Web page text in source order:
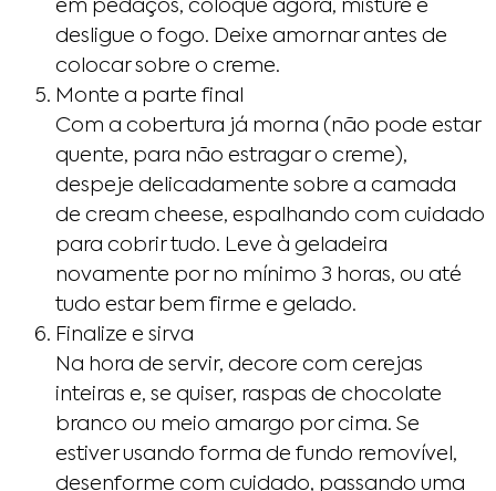
em pedaços, coloque agora, misture e
desligue o fogo. Deixe amornar antes de
colocar sobre o creme.
Monte a parte final
Com a cobertura já morna (não pode estar
quente, para não estragar o creme),
despeje delicadamente sobre a camada
de cream cheese, espalhando com cuidado
para cobrir tudo. Leve à geladeira
novamente por no mínimo 3 horas, ou até
tudo estar bem firme e gelado.
Finalize e sirva
Na hora de servir, decore com cerejas
inteiras e, se quiser, raspas de chocolate
branco ou meio amargo por cima. Se
estiver usando forma de fundo removível,
desenforme com cuidado, passando uma